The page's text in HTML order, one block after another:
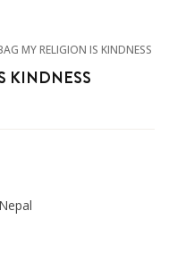
MY RELIGION IS KINDNESS
KINDNESS